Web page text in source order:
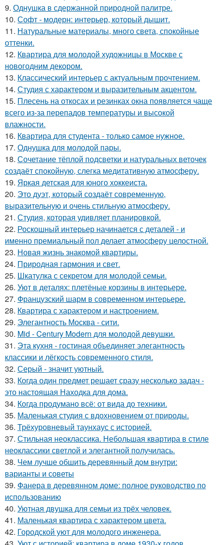
9. Однушка в сдержанной природной палитре.
10. Софт - модерн: интерьер, который дышит.
11. Натуральные материалы, много света, спокойные
оттенки.
12. Квартира для молодой художницы в Москве с
новогодним декором.
13. Классический интерьер с актуальным прочтением.
14. Студия с характером и выразительным акцентом.
15. Плесень на откосах и резинках окна появляется чаще
всего из-за перепадов температуры и высокой
влажности.
16. Квартира для студента - только самое нужное.
17. Однушка для молодой пары.
18. Сочетание тёплой подсветки и натуральных веточек
создаёт спокойную, слегка медитативную атмосферу.
19. Яркая детская для юного хоккеиста.
20. Это дуэт, который создаёт современную,
выразительную и очень стильную атмосферу.
21. Студия, которая удивляет планировкой.
22. Роскошный интерьер начинается с деталей - и
именно премиальный пол делает атмосферу целостной.
23. Новая жизнь знакомой квартиры.
24. Природная гармония и свет.
25. Шкатулка с секретом для молодой семьи.
26. Уют в деталях: плетёные корзины в интерьере.
27. Французский шарм в современном интерьере.
28. Квартира с характером и настроением.
29. Элегантность Москва - сити.
30. Mid - Century Modern для молодой девушки.
31. Эта кухня - гостиная объединяет элегантность
классики и лёгкость современного стиля.
32. Серый - значит уютный.
33. Когда один предмет решает сразу несколько задач -
это настоящая Находка для дома.
34. Когда продумано всё: от вида до техники.
35. Маленькая студия с вдохновением от природы.
36. Трёхуровневый таунхаус с историей.
37. Стильная неоклассика. Небольшая квартира в стиле
неоклассики светлой и элегантной получилась.
38. Чем лучше обшить деревянный дом внутри:
варианты и советы
39. Фанера в деревянном доме: полное руководство по
использованию
40. Уютная двушка для семьи из трёх человек.
41. Маленькая квартира с характером цвета.
42. Городской уют для молодого инженера.